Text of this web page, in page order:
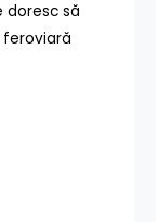
doresc să